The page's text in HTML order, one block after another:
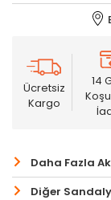
Ücretsiz
Kargo
14
Daha Fazla
Diğer